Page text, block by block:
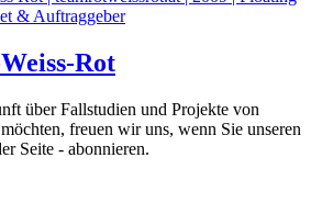
Rot
über Fallstudien und Projekte von
freuen wir uns, wenn Sie unseren
Seite - abonnieren.